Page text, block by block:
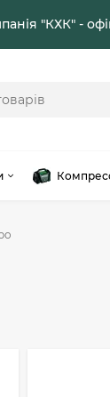
"КХК" -